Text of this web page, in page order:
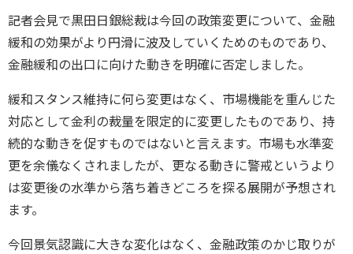
記者会見で黒田日銀総裁は今回の政策変更について、金融
緩和の効果がより円滑に波及していくためのものであり、
金融緩和の出口に向けた動きを明確に否定しました。
緩和スタンス維持に何ら変更はなく、市場機能を重んじた
対応として金利の裁量を限定的に変更したものであり、持
続的な動きを促すものではないと言えます。市場も水準変
更を余儀なくされましたが、更なる動きに警戒というより
は変更後の水準から落ち着きどころを探る展開が予想され
ます。
今回景気認識に大きな変化はなく、金融政策のかじ取りが